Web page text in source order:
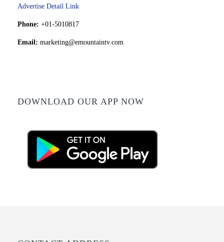
Advertise Detail Link
Phone: +01-5010817
Email: marketing@emountaintv.com
DOWNLOAD OUR APP NOW